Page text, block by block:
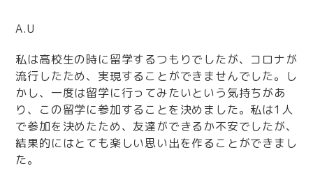
A.U
私は高校生の時に留学するつもりでしたが、コロナが
流行したため、実現することができませんでした。し
かし、一度は留学に行ってみたいという気持ちがあ
り、この留学に参加することを決めました。私は1人
で参加を決めたため、友達ができるか不安でしたが、
結果的にはとても楽しい思い出を作ることができまし
た。